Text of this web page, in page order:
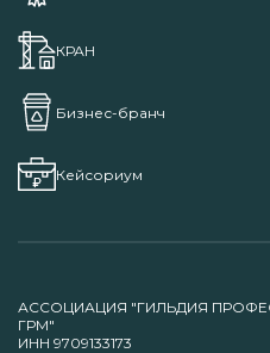
КРАН
Бизнес-бранч
Кейсориум
АССОЦИАЦИЯ "ГИЛЬДИЯ
ГРМ"
ИНН 9709133173